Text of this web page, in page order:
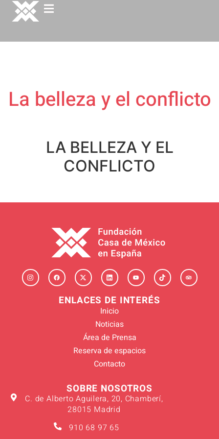
La belleza y el conflicto
LA BELLEZA Y EL
CONFLICTO
ENLACES DE INTERÉS
Inicio
Noticias
Área de Prensa
Reserva de espacios
Contacto
SOBRE NOSOTROS
C. de Alberto Aguilera, 20, Chamberí,
28015 Madrid
910 68 97 65